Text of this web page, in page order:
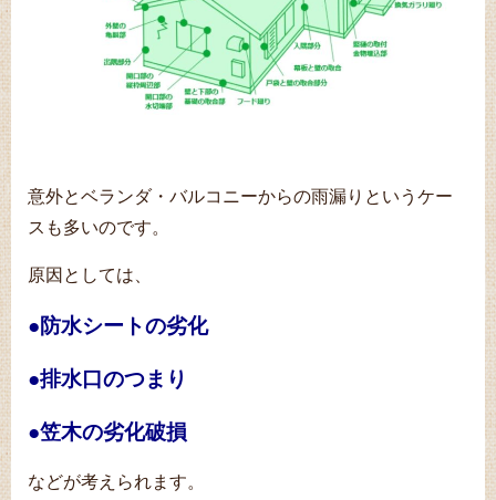
意外とベランダ・バルコニーからの雨漏りというケー
スも多いのです。
原因としては、
●防水シートの劣化
●排水口のつまり
●笠木の劣化破損
などが考えられます。